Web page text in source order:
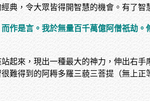
典，令大眾皆得開智慧的機會。有了
作是言。我於無量百千萬億阿僧祇劫
起來，現出一種最大的神力，伸出右
難得到的阿耨多羅三藐三菩提（無上